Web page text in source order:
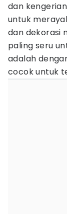
dan
untuk
dan dekorasi
paling seru
adalah
cocok untuk